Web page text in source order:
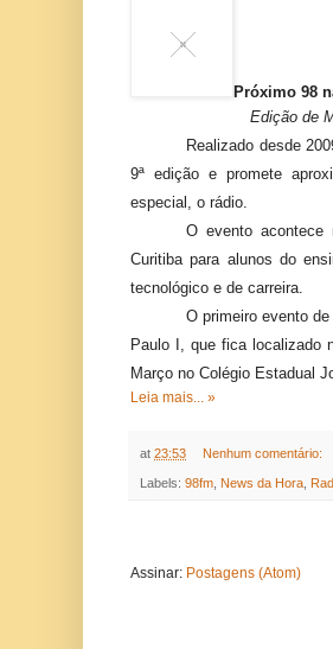
Próximo 98
Edição de
Realizado desde
9ª edição e promete
especial, o rádio.
O evento acontece
Curitiba para alunos do
tecnológico e de carreira.
O primeiro evento
Paulo I, que fica localizado
Março no Colégio Estadual
Leia mais... »
at 23:53 Nenhum comentário:
Labels: 98fm News da Hora
Assinar: Postagens (Atom)